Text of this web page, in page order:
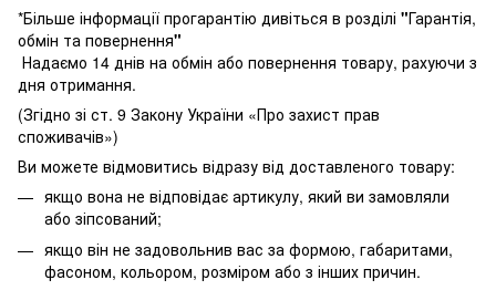
*Більше інформації прогарантію дивіться в розділі "Гарантія,
обмін та повернення"
Надаємо 14 днів на обмін або повернення товару, рахуючи з
дня отримання.
(Згідно зі ст. 9 Закону України «Про захист прав
споживачів»)
Ви можете відмовитись відразу від доставленого товару:
якщо вона не відповідає артикулу, який ви замовляли
або зіпсований;
якщо він не задовольнив вас за формою, габаритами,
фасоном, кольором, розміром або з інших причин.